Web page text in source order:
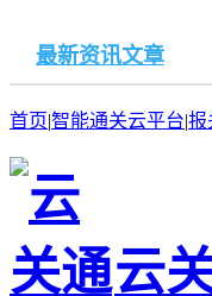
最新资讯文章
首页 智能通关云平台 报
云